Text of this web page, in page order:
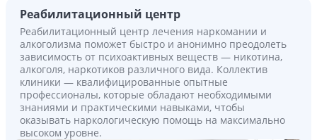
Реабилитационный центр
Реабилитационный центр лечения наркомании и
алкоголизма поможет быстро и анонимно преодолеть
зависимость от психоактивных веществ — никотина,
алкоголя, наркотиков различного вида. Коллектив
клиники — квалифицированные опытные
профессионалы, которые обладают необходимыми
знаниями и практическими навыками, чтобы
оказывать наркологическую помощь на максимально
высоком уровне.